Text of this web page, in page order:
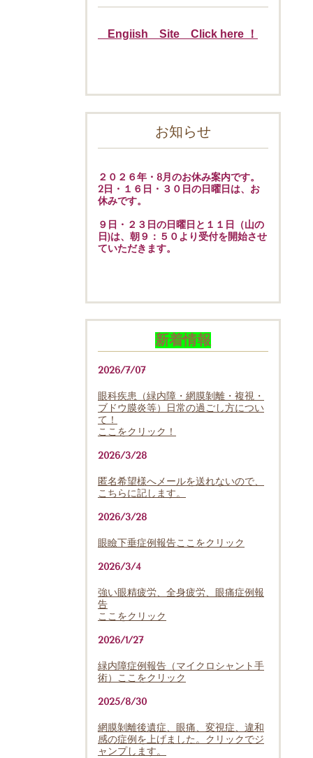
Engiish Site Click here ！
お知らせ
２０２６年・8月のお休み案内です。
2日・１６日・３０日の日曜日は、お
休みです。
９日・２３日の日曜日と１１日（山の
日)は、朝９：５０より受付を開始させ
ていただきます。
新着情報
2026/7/07
眼科疾患（緑内障・網膜剝離・複視・
ブドウ膜炎等）日常の過ごし方につい
て！
ここをクリック！
2026/3/28
匿名希望様へメールを送れないので、
こちらに記します。
2026/3/28
眼瞼下垂症例報告ここをクリック
2026/3/4
強い眼精疲労、全身疲労、眼痛症例報
告
ここをクリック
2026/1/27
緑内障症例報告（マイクロシャント手
術）ここをクリック
2025/8/30
網膜剝離後遺症、眼痛、変視症、違和
感の症例を上げました。クリックでジ
ャンプします。